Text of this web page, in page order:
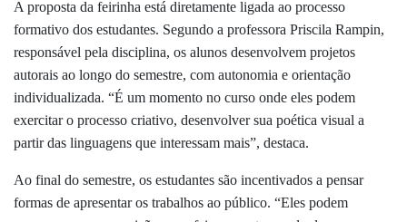
A proposta da feirinha está diretamente ligada ao processo
formativo dos estudantes. Segundo a professora Priscila Rampin,
responsável pela disciplina, os alunos desenvolvem projetos
autorais ao longo do semestre, com autonomia e orientação
individualizada. “É um momento no curso onde eles podem
exercitar o processo criativo, desenvolver sua poética visual a
partir das linguagens que interessam mais”, destaca.
Ao final do semestre, os estudantes são incentivados a pensar
formas de apresentar os trabalhos ao público. “Eles podem